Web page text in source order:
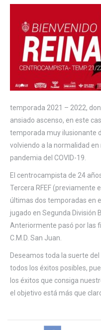
temporada 2021 – 2022,
ansiado ascenso, en este
temporada muy ilusionante
volviendo a la normalidad
pandemia del COVID-19.
El centrocampista de 24
Tercera RFEF (previamente
últimas dos temporadas en
jugado en Segunda División
Anteriormente pasó por las
C.M.D. San Juan.
Deseamos toda la suerte
todos los éxitos posibles,
los éxitos que consiga
el objetivo está más que